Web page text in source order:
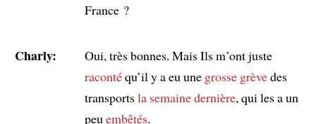
France ?
Charly:
Oui, très bonnes. Mais Ils m’ont juste
racontéqu’il y a eu une grosse grèvedes
transportsla semaine dernière, qui les a un
peu embêtés.